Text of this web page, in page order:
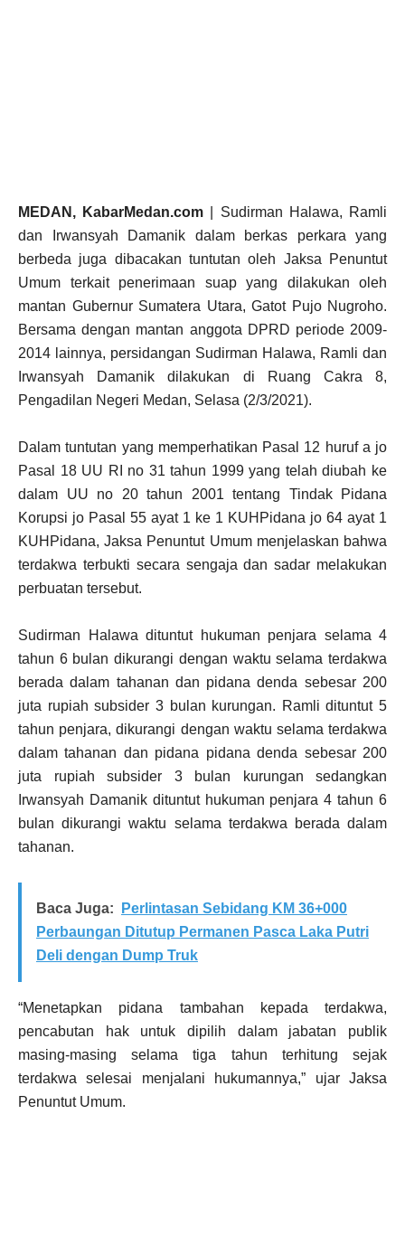
MEDAN, KabarMedan.com | Sudirman Halawa, Ramli
dan Irwansyah Damanik dalam berkas perkara yang
berbeda juga dibacakan tuntutan oleh Jaksa Penuntut
Umum terkait penerimaan suap yang dilakukan oleh
mantan Gubernur Sumatera Utara, Gatot Pujo Nugroho.
Bersama dengan mantan anggota DPRD periode 2009-
2014 lainnya, persidangan Sudirman Halawa, Ramli dan
Irwansyah Damanik dilakukan di Ruang Cakra 8,
Pengadilan Negeri Medan, Selasa (2/3/2021).
Dalam tuntutan yang memperhatikan Pasal 12 huruf a jo
Pasal 18 UU RI no 31 tahun 1999 yang telah diubah ke
dalam UU no 20 tahun 2001 tentang Tindak Pidana
Korupsi jo Pasal 55 ayat 1 ke 1 KUHPidana jo 64 ayat 1
KUHPidana, Jaksa Penuntut Umum menjelaskan bahwa
terdakwa terbukti secara sengaja dan sadar melakukan
perbuatan tersebut.
Sudirman Halawa dituntut hukuman penjara selama 4
tahun 6 bulan dikurangi dengan waktu selama terdakwa
berada dalam tahanan dan pidana denda sebesar 200
juta rupiah subsider 3 bulan kurungan. Ramli dituntut 5
tahun penjara, dikurangi dengan waktu selama terdakwa
dalam tahanan dan pidana pidana denda sebesar 200
juta rupiah subsider 3 bulan kurungan sedangkan
Irwansyah Damanik dituntut hukuman penjara 4 tahun 6
bulan dikurangi waktu selama terdakwa berada dalam
tahanan.
Baca Juga:
Perlintasan Sebidang KM 36+000
Perbaungan Ditutup Permanen Pasca Laka Putri
Deli dengan Dump Truk
“Menetapkan pidana tambahan kepada terdakwa,
pencabutan hak untuk dipilih dalam jabatan publik
masing-masing selama tiga tahun terhitung sejak
terdakwa selesai menjalani hukumannya,” ujar Jaksa
Penuntut Umum.